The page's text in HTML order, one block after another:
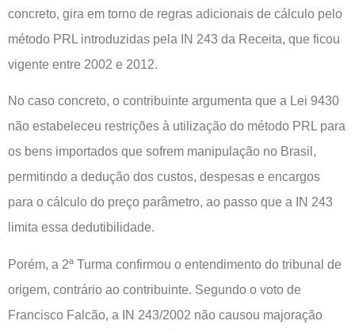
concreto, gira em torno de regras adicionais de cálculo pelo
método PRL introduzidas pela IN 243 da Receita, que ficou
vigente entre 2002 e 2012.
No caso concreto, o contribuinte argumenta que a Lei 9430
não estabeleceu restrições à utilização do método PRL para
os bens importados que sofrem manipulação no Brasil,
permitindo a dedução dos custos, despesas e encargos
para o cálculo do preço parâmetro, ao passo que a IN 243
limita essa dedutibilidade.
Porém, a 2ª Turma confirmou o entendimento do tribunal de
origem, contrário ao contribuinte. Segundo o voto de
Francisco Falcão, a IN 243/2002 não causou majoração